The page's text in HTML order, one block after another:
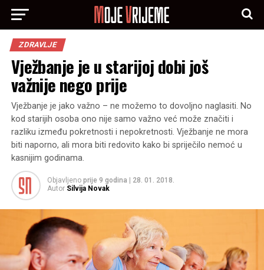
ZDRAVLJE
Vježbanje je u starijoj dobi još
važnije nego prije
Vježbanje je jako važno – ne možemo to dovoljno naglasiti. No
kod starijih osoba ono nije samo važno već može značiti i
razliku između pokretnosti i nepokretnosti. Vježbanje ne mora
biti naporno, ali mora biti redovito kako bi spriječilo nemoć u
kasnijim godinama.
Objavljeno prije 9 godina
28. 01. 2018.
Autor Silvija Novak